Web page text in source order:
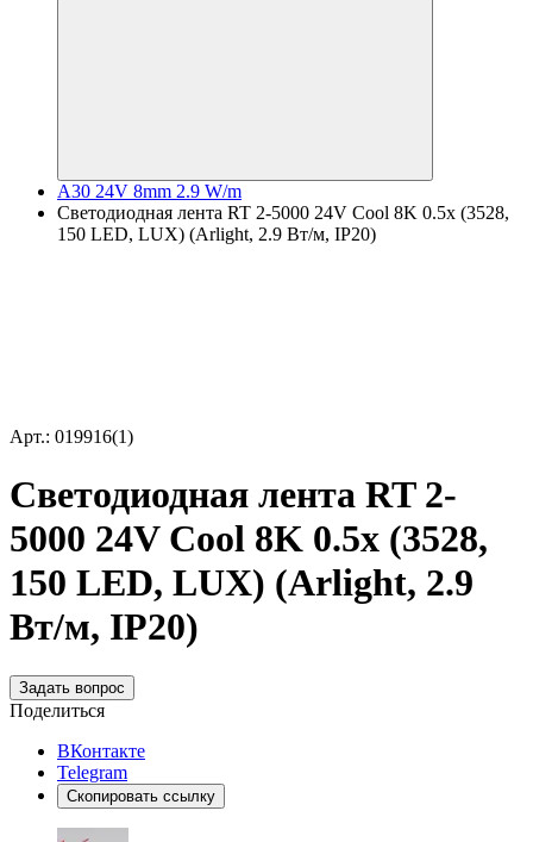
A30 24V 8mm 2.9 W/m
Светодиодная лента RT 2-5000 24V Cool 8K 0.5x (3528,
150 LED, LUX) (Arlight, 2.9 Вт/м, IP20)
Арт.: 019916(1)
Светодиодная лента RT 2-
5000 24V Cool 8K 0.5x (3528,
150 LED, LUX) (Arlight, 2.9
Вт/м, IP20)
Задать вопрос
Поделиться
ВКонтакте
Telegram
Скопировать ссылку